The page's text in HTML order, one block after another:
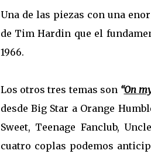
Una de las piezas con una
de Tim Hardin que el
1966.
Los otros tres temas son “On
desde Big Star a Orange
Sweet, Teenage Fanclub,
cuatro coplas podemos